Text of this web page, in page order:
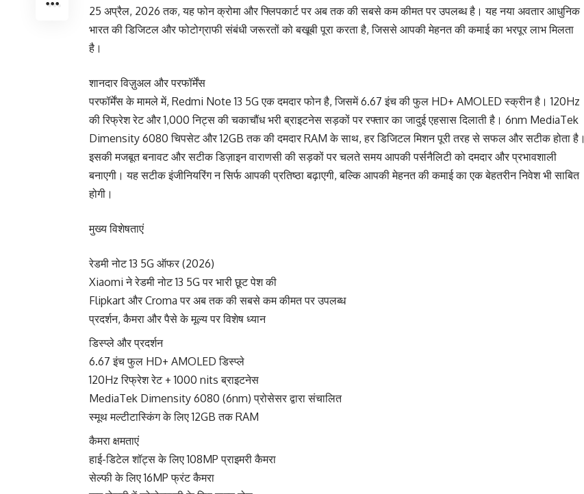
25 अप्रैल, 2026 तक, यह फोन क्रोमा और फ्लिपकार्ट पर अब तक की सबसे कम कीमत पर उपलब्ध है। यह नया अवतार आधुनिक
भारत की डिजिटल और फोटोग्राफी संबंधी जरूरतों को बखूबी पूरा करता है, जिससे आपकी मेहनत की कमाई का भरपूर लाभ मिलता
है।
शानदार विज़ुअल और परफॉर्मेंस
परफॉर्मेंस के मामले में, Redmi Note 13 5G एक दमदार फोन है, जिसमें 6.67 इंच की फुल HD+ AMOLED स्क्रीन है। 120Hz
की रिफ्रेश रेट और 1,000 निट्स की चकाचौंध भरी ब्राइटनेस सड़कों पर रफ्तार का जादुई एहसास दिलाती है। 6nm MediaTek
Dimensity 6080 चिपसेट और 12GB तक की दमदार RAM के साथ, हर डिजिटल मिशन पूरी तरह से सफल और सटीक होता है।
इसकी मजबूत बनावट और सटीक डिज़ाइन वाराणसी की सड़कों पर चलते समय आपकी पर्सनैलिटी को दमदार और प्रभावशाली
बनाएगी। यह सटीक इंजीनियरिंग न सिर्फ आपकी प्रतिष्ठा बढ़ाएगी, बल्कि आपकी मेहनत की कमाई का एक बेहतरीन निवेश भी साबित
होगी।
मुख्य विशेषताएं
रेडमी नोट 13 5G ऑफर (2026)
Xiaomi ने रेडमी नोट 13 5G पर भारी छूट पेश की
Flipkart और Croma पर अब तक की सबसे कम कीमत पर उपलब्ध
प्रदर्शन, कैमरा और पैसे के मूल्य पर विशेष ध्यान
डिस्प्ले और प्रदर्शन
6.67 इंच फुल HD+ AMOLED डिस्प्ले
120Hz रिफ्रेश रेट + 1000 nits ब्राइटनेस
MediaTek Dimensity 6080 (6nm) प्रोसेसर द्वारा संचालित
स्मूथ मल्टीटास्किंग के लिए 12GB तक RAM
कैमरा क्षमताएं
हाई-डिटेल शॉट्स के लिए 108MP प्राइमरी कैमरा
सेल्फी के लिए 16MP फ्रंट कैमरा